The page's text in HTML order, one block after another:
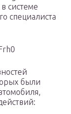
системе
специалиста
были